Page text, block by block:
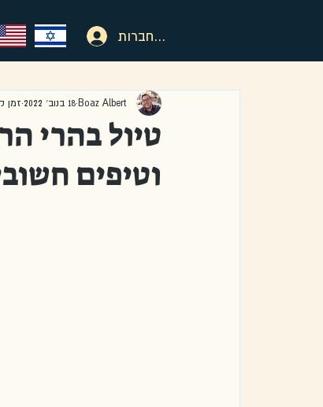
להתחברות
טיול בהרי
וטיפים
Boaz Albert 18 בנוב׳ 2022 זמן